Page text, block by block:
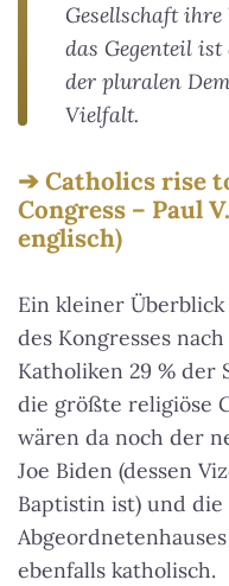
Gesellschaft
das Gegenteil
der pluralen
Vielfalt.
Catholics rise
Congress – Paul
englisch)
Ein kleiner
des Kongresses
Katholiken 29 % der
die größte religiöse
wären da noch der
Joe Biden (dessen
Baptistin ist) und
ebenfalls katholisch.